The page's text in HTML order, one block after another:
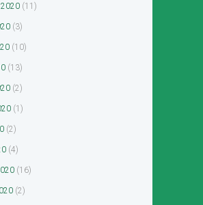
2020 (11)
(3)
(10)
(13)
(2)
(1)
(2)
(4)
(16)
(2)